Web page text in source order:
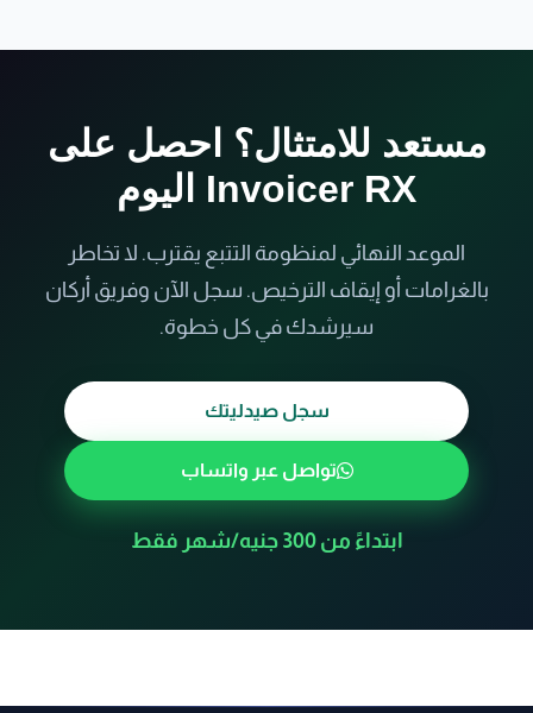
مستعد للامتثال؟ احصل على
Invoicer RX اليوم
الموعد النهائي لمنظومة التتبع يقترب. لا تخاطر
بالغرامات أو إيقاف الترخيص. سجل الآن وفريق أركان
سيرشدك في كل خطوة.
سجل صيدليتك
تواصل عبر واتساب
ابتداءً من 300 جنيه/شهر فقط